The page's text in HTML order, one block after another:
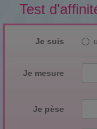
Test
Je suis
Je mesure
Je pèse